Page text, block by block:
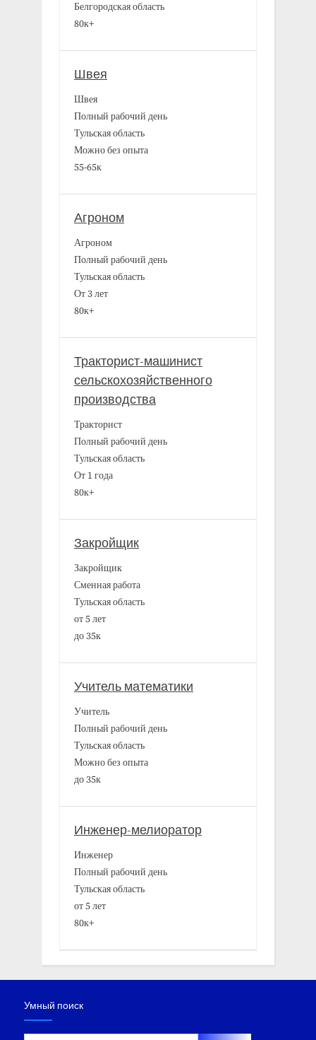
Белгородская область
80к+
Швея
Швея
Полный рабочий день
Тульская область
Можно без опыта
55-65к
Агроном
Агроном
Полный рабочий день
Тульская область
От 3 лет
80к+
Тракторист-машинист
сельскохозяйственного
производства
Тракторист
Полный рабочий день
Тульская область
От 1 года
80к+
Закройщик
Закройщик
Сменная работа
Тульская область
от 5 лет
до 35к
Учитель математики
Учитель
Полный рабочий день
Тульская область
Можно без опыта
до 35к
Инженер-мелиоратор
Инженер
Полный рабочий день
Тульская область
от 5 лет
80к+
Умный поиск